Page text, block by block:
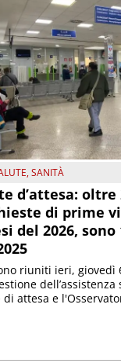
,SANITÀ
d’attesa: oltre
di prime
del 2026,
riuniti ieri, giovedì
di attesa e